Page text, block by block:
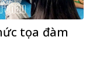
tọa đàm